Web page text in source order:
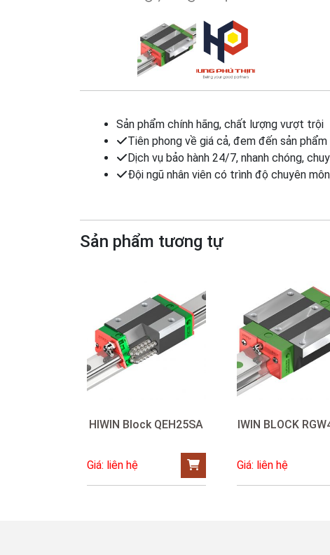
Sản phẩm chính hãng, chất lượng vượt trội
Tiên phong về giá cả, đem đến sản
Dịch vụ bảo hành 24/7, nhanh chóng,
Đội ngũ nhân viên có trình độ chuyên
Sản phẩm tương tự
HIWIN Block QEH25SA
Giá: liên hệ
IWIN BLOCK
Giá: liên hệ